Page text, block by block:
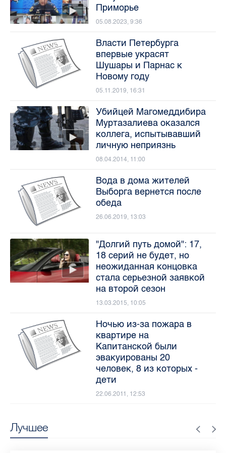
Лучшее
Приморье
05.08.2023, 9:36
Власти Петербурга
впервые украсят
Шушары и Парнас к
Новому году
05.11.2019, 16:31
Убийцей Магомеддибира
Муртазалиева оказался
коллега, испытывавший
личную неприязнь
08.04.2014, 11:00
Вода в дома жителей
Выборга вернется после
обеда
26.06.2019, 13:03
"Долгий путь домой": 17,
18 серий не будет, но
неожиданная концовка
стала серьезной заявкой
на второй сезон
13.03.2015, 10:05
Ночью из-за пожара в
квартире на
Капитанской были
эвакуированы 20
человек, 8 из которых -
дети
22.06.2011, 12:53